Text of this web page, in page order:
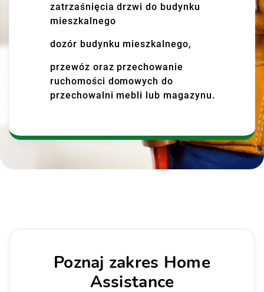
zatrzaśnięcia drzwi do budynku
mieszkalnego
dozór budynku mieszkalnego,
przewóz oraz przechowanie
ruchomości domowych do
przechowalni mebli lub magazynu.
Poznaj zakres Home
Assistance